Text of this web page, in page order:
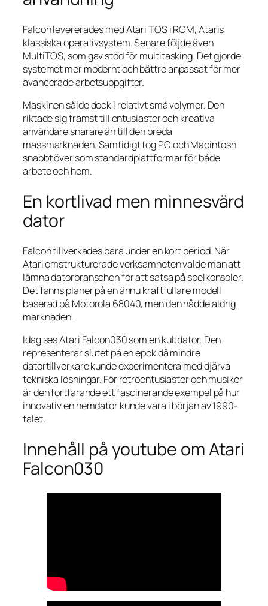
Falcon levererades med Atari TOS i ROM, Ataris
klassiska operativsystem. Senare följde även
MultiTOS, som gav stöd för multitasking. Det gjorde
systemet mer modernt och bättre anpassat för mer
avancerade arbetsuppgifter.
Maskinen sålde dock i relativt små volymer. Den
riktade sig främst till entusiaster och kreativa
användare snarare än till den breda
massmarknaden. Samtidigt tog PC och Macintosh
snabbt över som standardplattformar för både
arbete och hem.
En kortlivad men minnesvärd
dator
Falcon tillverkades bara under en kort period. När
Atari omstrukturerade verksamheten valde man att
lämna datorbranschen för att satsa på spelkonsoler.
Det fanns planer på en ännu kraftfullare modell
baserad på Motorola 68040, men den nådde aldrig
marknaden.
Idag ses Atari Falcon030 som en kultdator. Den
representerar slutet på en epok då mindre
datortillverkare kunde experimentera med djärva
tekniska lösningar. För retroentusiaster och musiker
är den fortfarande ett fascinerande exempel på hur
innovativ en hemdator kunde vara i början av 1990-
talet.
Innehåll på youtube om Atari
Falcon030